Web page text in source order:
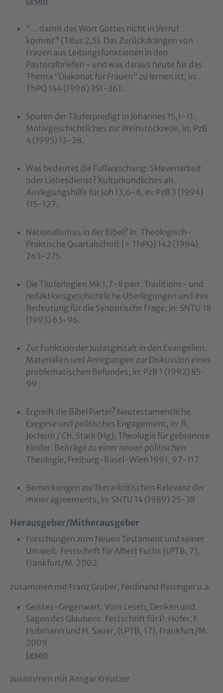
"... damit das Wort Gottes nicht in Verruf
kommt" (Titus 2,5). Das Zurückdrängen von
Frauen aus Leitungsfunktionen in den
Pastoralbriefen - und was daraus heute für das
Thema "Diakonat für Frauen" zu lernen ist, in:
ThPQ 144 (1996) 351-361.
Spuren der Täuferpredigt in Johannes 15,1-11.
Motivgeschichtliches zur Weinstockrede, in: PzB
4 (1995) 13-28.
Was bedeutet die Fußwaschung: Sklavenarbeit
oder Liebesdienst? Kulturkundliches als
Auslegungshilfe für Joh 13,6-8, in: PzB 3 (1994)
115-127.
Nationalismus in der Bibel? in: Theologisch-
Praktische Quartalschrift [= ThPQ] 142 (1994)
263-275.
Die Täuferlogien Mk 1,7-8 parr. Traditions- und
redaktionsgeschichtliche Überlegungen und ihre
Bedeutung für die Synoptische Frage, in: SNTU 18
(1993) 63-96.
Zur Funktion der Judasgestalt in den Evangelien.
Materialien und Anregungen zur Diskussion eines
problematischen Befundes, in: PzB 1 (1992) 85-
99.
Ergreift die Bibel Partei? Neutestamentliche
Exegese und politisches Engagement, in: R.
Jochum / Ch. Stark (Hg), Theologie für gebrannte
Kinder. Beiträge zu einer neuen politischen
Theologie, Freiburg-Basel-Wien 1991, 97-117.
Bemerkungen zur literarkritischen Relevanz der
minor agreements, in: SNTU 14 (1989) 25-38
Herausgeber/Mitherausgeber
Forschungen zum Neuen Testament und seiner
Umwelt. Festschrift für Albert Fuchs (LPTB, 7),
Frankfurt/M. 2002
zusammen mit Franz Gruber, Ferdinand Reisinger u.a.
Geistes-Gegenwart. Vom Lesen, Denken und
Sagen des Glaubens. Festschrift für P. Hofer, F.
Hubmann und H. Sauer, (LPTB, 17), Frankfurt/M.
2009
Lesen
zusammen mit Ansgar Kreutzer